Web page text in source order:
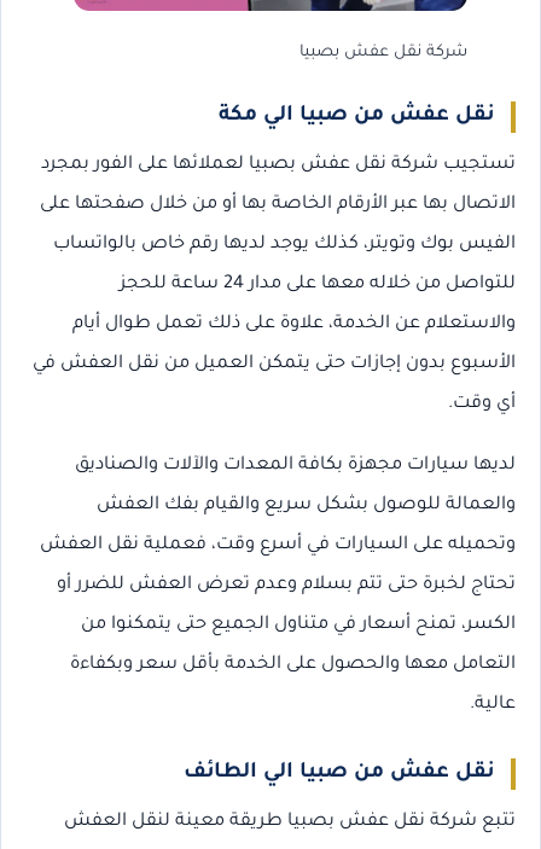
شركة نقل عفش بصبيا
نقل عفش من صبيا الي مكة
تستجيب شركة نقل عفش بصبيا لعملائها على الفور بمجرد
الاتصال بها عبر الأرقام الخاصة بها أو من خلال صفحتها على
الفيس بوك وتويتر، كذلك يوجد لديها رقم خاص بالواتساب
للتواصل من خلاله معها على مدار 24 ساعة للحجز
والاستعلام عن الخدمة، علاوة على ذلك تعمل طوال أيام
الأسبوع بدون إجازات حتى يتمكن العميل من نقل العفش في
أي وقت.
لديها سيارات مجهزة بكافة المعدات والآلات والصناديق
والعمالة للوصول بشكل سريع والقيام بفك العفش
وتحميله على السيارات في أسرع وقت، فعملية نقل العفش
تحتاج لخبرة حتى تتم بسلام وعدم تعرض العفش للضرر أو
الكسر، تمنح أسعار في متناول الجميع حتى يتمكنوا من
التعامل معها والحصول على الخدمة بأقل سعر وبكفاءة
عالية.
نقل عفش من صبيا الي الطائف
تتبع شركة نقل عفش بصبيا طريقة معينة لنقل العفش